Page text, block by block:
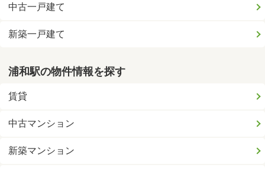
中古一戸建て
新築一戸建て
浦和駅の物件情報を探す
賃貸
中古マンション
新築マンション